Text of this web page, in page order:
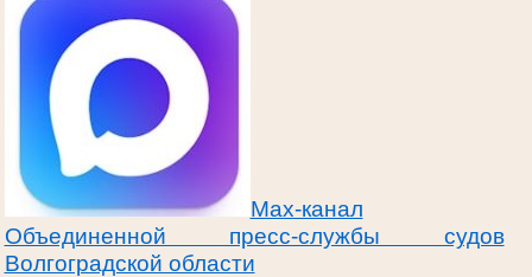
Max-канал
Объединенной пресс-службы судов
Волгоградской области